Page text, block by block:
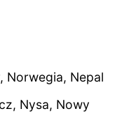
Norwegia, Nepal
Nysa, Nowy